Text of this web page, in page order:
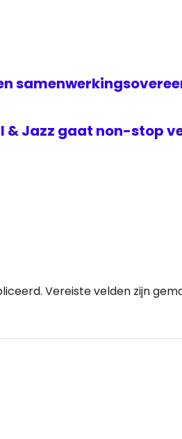
& Jazz gaat non-stop
Vereiste velden zijn